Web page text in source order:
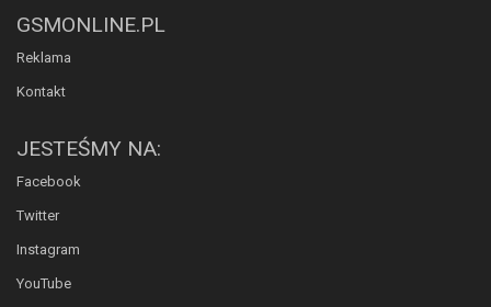
GSMONLINE.PL
Reklama
Kontakt
JESTEŚMY NA:
Facebook
Twitter
Instagram
YouTube